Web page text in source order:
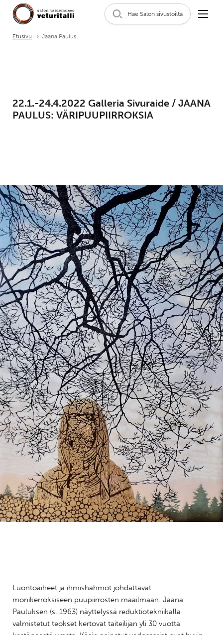
Hae Salon sivustoilta
Etusivu Jaana Paulus
22.1.-24.4.2022 Galleria Sivuraide / JAANA
PAULUS: VÄRIPUUPIIRROKSIA
Luontoaiheet ja ihmishahmot johdattavat
monikerroksiseen puupiirrosten maailmaan. Jaana
Pauluksen (s. 1963) näyttelyssä reduktiotekniikalla
valmistetut teokset kertovat taiteilijan yli 30 vuotta